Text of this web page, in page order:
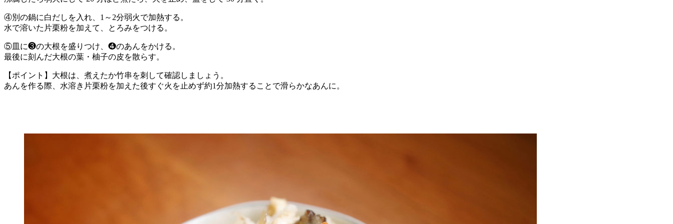
④別の鍋に白だしを入れ、1～2分弱火で加熱する。
水で溶いた片栗粉を加えて、とろみをつける。
⑤皿に❸の大根を盛りつけ、❹のあんをかける。
最後に刻んだ大根の葉・柚子の皮を散らす。
【ポイント】大根は、煮えたか竹串を刺して確認しましょう。
あんを作る際、水溶き片栗粉を加えた後すぐ火を止めず約1分加熱することで滑らかなあんに。